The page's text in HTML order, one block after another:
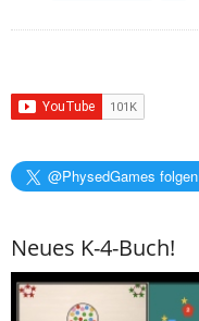
@PhysedGames folgen
Neues K-4-Buch!